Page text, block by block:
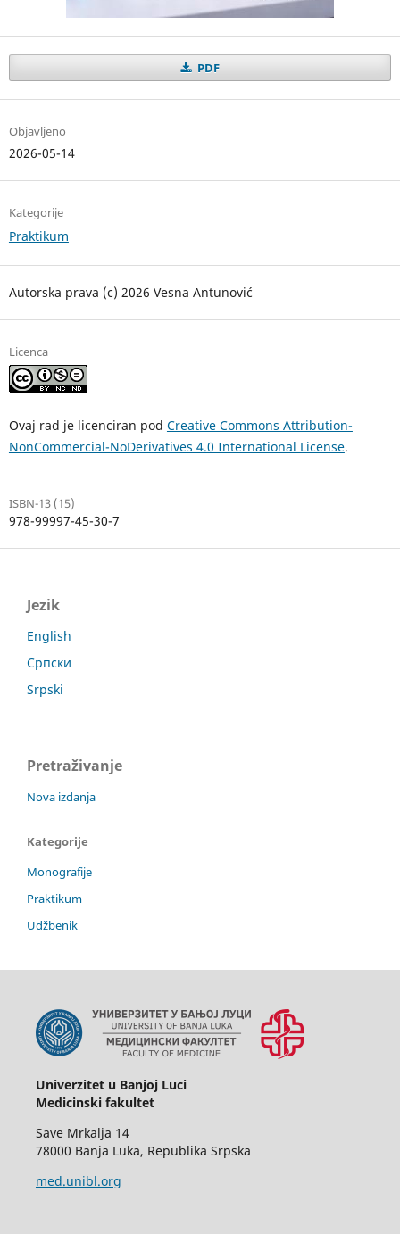
PDF
Objavljeno
2026-05-14
Kategorije
Praktikum
Autorska prava (c) 2026 Vesna Antunović
Licenca
Ovaj rad je licenciran pod Creative Commons Attribution-
NonCommercial-NoDerivatives 4.0 International License.
ISBN-13 (15)
978-99997-45-30-7
Jezik
English
Српски
Srpski
Pretraživanje
Nova izdanja
Kategorije
Monografije
Praktikum
Udžbenik
Univerzitet u Banjoj Luci
Medicinski fakultet
Save Mrkalja 14
78000 Banja Luka, Republika Srpska
med.unibl.org